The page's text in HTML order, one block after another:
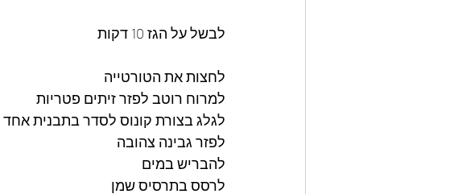
לבשל על הגז 10 דקות
לחצות את הטורטייה
למרוח רוטב לפזר זיתים פטריות
לגלג בצורת קונוס לסדר בתבנית אחד
לפזר גבינה צהובה
להבריש במים
לרסס בתרסיס שמן